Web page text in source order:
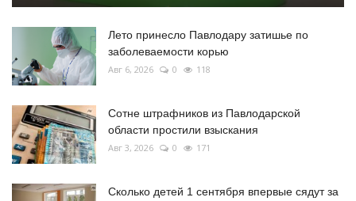
Лето принесло Павлодару затишье по
заболеваемости корью
Авг 6, 2026 0 118
Сотне штрафников из Павлодарской
области простили взыскания
Авг 3, 2026 0 171
Сколько детей 1 сентября впервые сядут за